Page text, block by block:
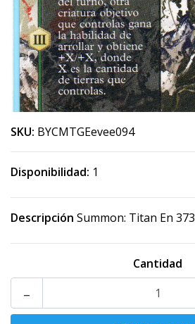
SKU: BYCMTGEevee094
Disponibilidad: 1
Descripción Summon: Titan En 373
Cantidad
-